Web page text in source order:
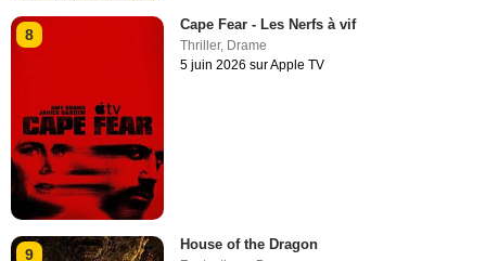
8
Cape Fear - Les Nerfs à vif
Thriller, Drame
5 juin 2026 sur Apple TV
9
House of the Dragon